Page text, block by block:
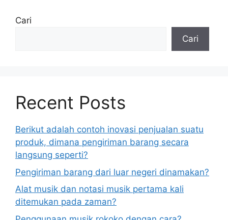
Cari
Cari
Recent Posts
Berikut adalah contoh inovasi penjualan suatu
produk, dimana pengiriman barang secara
langsung seperti?
Pengiriman barang dari luar negeri dinamakan?
Alat musik dan notasi musik pertama kali
ditemukan pada zaman?